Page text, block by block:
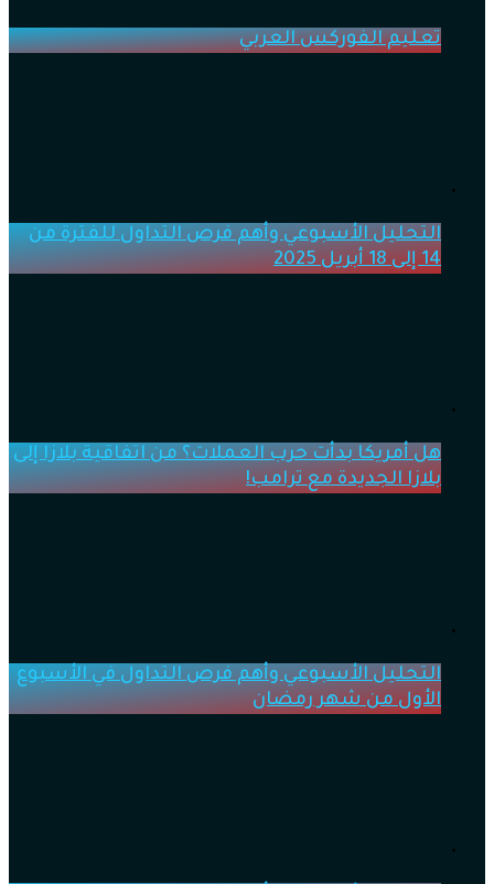
تعليم الفوركس العربي
التحليل الأسبوعي وأهم فرص التداول للفترة من
14 إلى 18 أبريل 2025
هل أمريكا بدأت حرب العملات؟ من اتفاقية بلازا إلى
بلازا الجديدة مع ترامب!
التحليل الأسبوعي وأهم فرص التداول في الأسبوع
الأول من شهر رمضان